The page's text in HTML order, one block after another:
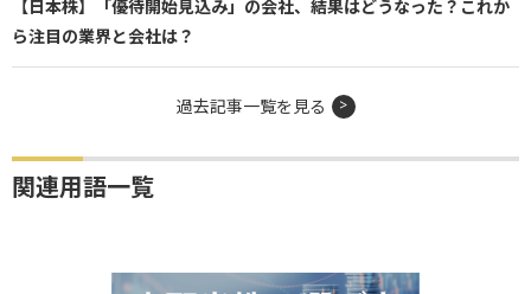
【日本株】「優待開始見込み」の会社、結果はどうなった？これか
ら注目の業界と会社は？
過去記事一覧を見る
関連用語一覧